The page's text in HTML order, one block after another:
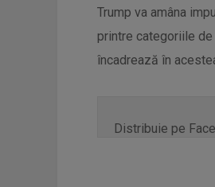
Trump va amâna
printre categoriile
încadrează în
Distribuie pe